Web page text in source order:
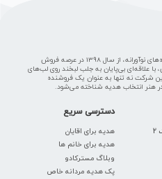
شرکت مستر کادو، با پرتویی از خلاقیت و ایده‌های نوآورانه، از سال 1398 در عرصه فروش
با علاقه‌ای بی‌پایان به جلب لبخند روی لب‌های
شرکت نه تنها به عنوان یک فروشنده
هنر انتخاب هدیه شناخته می‌شود.
دسترسی سریع
هدیه برای اقایان
هدیه برای خانم ها
وبلاگ مسترکادو
پک هدیه مردانه خاص